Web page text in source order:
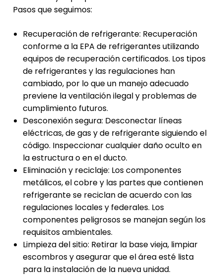
Pasos que seguimos:
Recuperación de refrigerante: Recuperación
conforme a la EPA de refrigerantes utilizando
equipos de recuperación certificados. Los tipos
de refrigerantes y las regulaciones han
cambiado, por lo que un manejo adecuado
previene la ventilación ilegal y problemas de
cumplimiento futuros.
Desconexión segura: Desconectar líneas
eléctricas, de gas y de refrigerante siguiendo el
código. Inspeccionar cualquier daño oculto en
la estructura o en el ducto.
Eliminación y reciclaje: Los componentes
metálicos, el cobre y las partes que contienen
refrigerante se reciclan de acuerdo con las
regulaciones locales y federales. Los
componentes peligrosos se manejan según los
requisitos ambientales.
Limpieza del sitio: Retirar la base vieja, limpiar
escombros y asegurar que el área esté lista
para la instalación de la nueva unidad.